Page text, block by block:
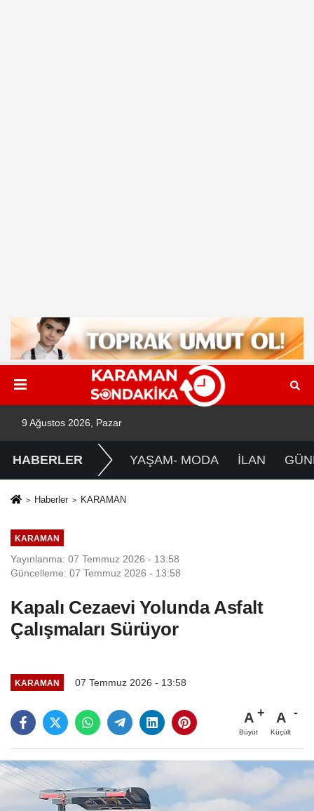
9 Ağustos 2026, Pazar
HABERLER YAŞAM- MODA İLAN
Haberler KARAMAN
KARAMAN
Yayınlanma: 07 Temmuz 2026 - 13:58
Güncelleme: 07 Temmuz 2026 - 13:58
Kapalı Cezaevi Yolunda Asfalt
Çalışmaları Sürüyor
KARAMAN 07 Temmuz 2026 - 13:58
A
Büyüt
A
Küçült